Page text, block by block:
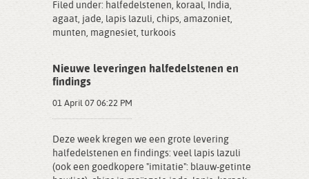
Filed under: halfedelstenen, koraal, India,
agaat, jade, lapis lazuli, chips, amazoniet,
munten, magnesiet, turkoois
Nieuwe leveringen halfedelstenen en
findings
01 April 07 06:22 PM
Deze week kregen we een grote levering
halfedelstenen en findings: veel lapis lazuli
(ook een goedkopere "imitatie": blauw-getinte